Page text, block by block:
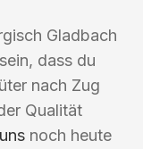
Gladbach
dass du
nach Zug
Qualität
noch heute